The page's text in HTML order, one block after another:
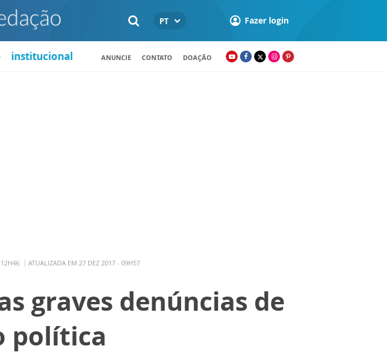
PT Fazer login
institucional ANUNCIE CONTATO DOAÇÃO
ATUALIZADA EM 27 DEZ 2017 - 09H57
graves denúncias de
política